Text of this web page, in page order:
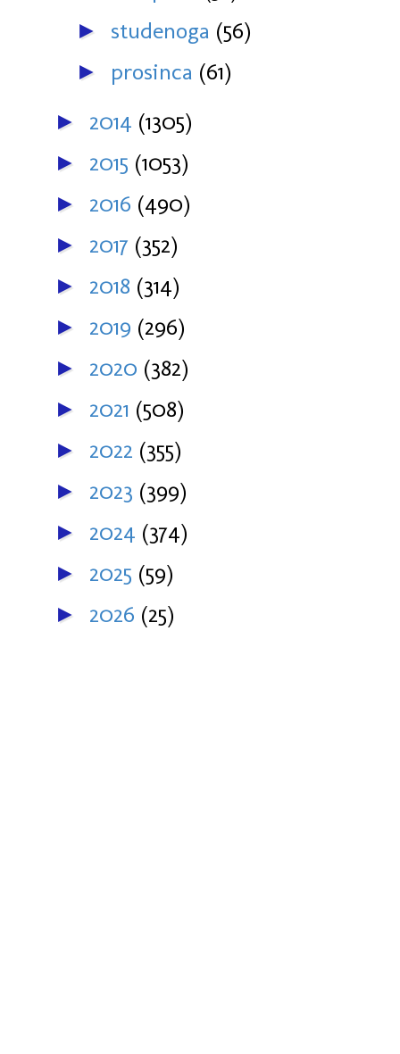
► studenoga (56)
► prosinca (61)
► 2014 (1305)
► 2015 (1053)
► 2016 (490)
► 2017 (352)
► 2018 (314)
► 2019 (296)
► 2020 (382)
► 2021 (508)
► 2022 (355)
► 2023 (399)
► 2024 (374)
► 2025 (59)
► 2026 (25)